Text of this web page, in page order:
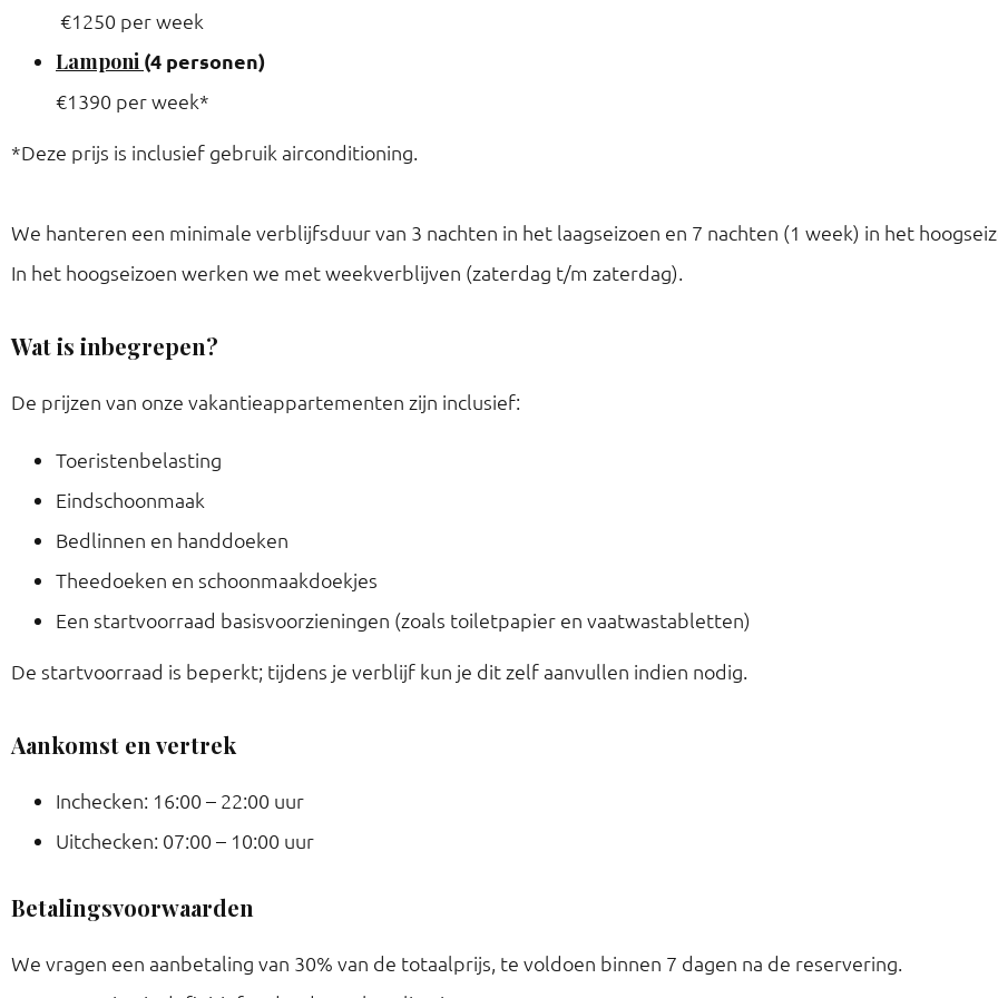
€1250 per week
Lamponi (4 personen)
€1390 per week*
*Deze prijs is inclusief gebruik airconditioning.
We hanteren een minimale verblijfsduur van 3 nachten in het laagseizoen en 7 nachten (1 week) in het
In het hoogseizoen werken we met weekverblijven (zaterdag t/m zaterdag).
Wat is inbegrepen?
De prijzen van onze vakantieappartementen zijn inclusief:
Toeristenbelasting
Eindschoonmaak
Bedlinnen en handdoeken
Theedoeken en schoonmaakdoekjes
Een startvoorraad basisvoorzieningen (zoals toiletpapier en vaatwastabletten)
De startvoorraad is beperkt; tijdens je verblijf kun je dit zelf aanvullen indien nodig.
Aankomst en vertrek
Inchecken: 16:00 – 22:00 uur
Uitchecken: 07:00 – 10:00 uur
Betalingsvoorwaarden
We vragen een aanbetaling van 30% van de totaalprijs, te voldoen binnen 7 dagen na de reservering.